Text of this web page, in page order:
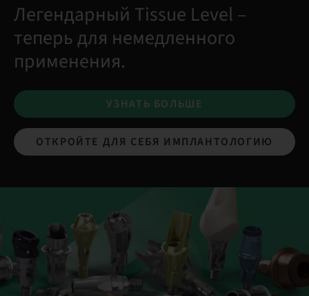
Легендарный Tissue Level –
теперь для немедленного
применения.
УЗНАТЬ БОЛЬШЕ
ОТКРОЙТЕ ДЛЯ СЕБЯ ИМПЛАНТОЛОГИЮ